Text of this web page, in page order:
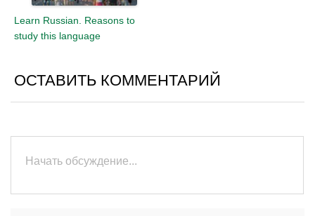
Learn Russian. Reasons to
study this language
ОСТАВИТЬ КОММЕНТАРИЙ